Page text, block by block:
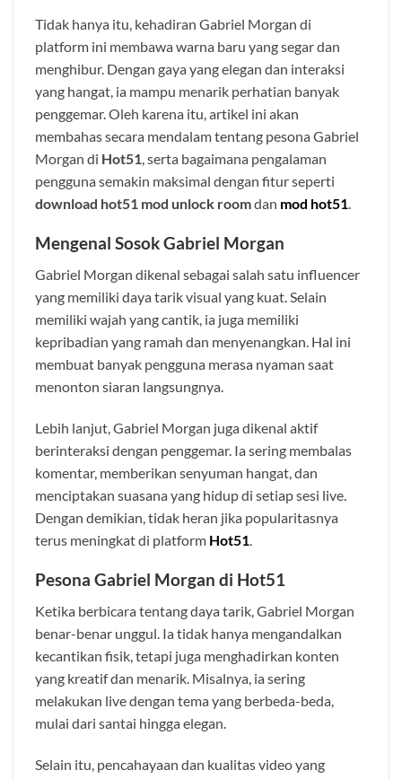
Tidak hanya itu, kehadiran Gabriel Morgan di
platform ini membawa warna baru yang segar dan
menghibur. Dengan gaya yang elegan dan interaksi
yang hangat, ia mampu menarik perhatian banyak
penggemar. Oleh karena itu, artikel ini akan
membahas secara mendalam tentang pesona Gabriel
Morgan di Hot51 , serta bagaimana pengalaman
pengguna semakin maksimal dengan fitur seperti
download hot51 mod unlock roomdan mod hot51
Mengenal Sosok Gabriel Morgan
Gabriel Morgan dikenal sebagai salah satu influencer
yang memiliki daya tarik visual yang kuat. Selain
memiliki wajah yang cantik, ia juga memiliki
kepribadian yang ramah dan menyenangkan. Hal ini
membuat banyak pengguna merasa nyaman saat
menonton siaran langsungnya.
Lebih lanjut, Gabriel Morgan juga dikenal aktif
berinteraksi dengan penggemar. Ia sering membalas
komentar, memberikan senyuman hangat, dan
menciptakan suasana yang hidup di setiap sesi live.
Dengan demikian, tidak heran jika popularitasnya
terus meningkat di platform Hot51
Pesona Gabriel Morgan di Hot51
Ketika berbicara tentang daya tarik, Gabriel Morgan
benar-benar unggul. Ia tidak hanya mengandalkan
kecantikan fisik, tetapi juga menghadirkan konten
yang kreatif dan menarik. Misalnya, ia sering
melakukan live dengan tema yang berbeda-beda,
mulai dari santai hingga elegan.
Selain itu, pencahayaan dan kualitas video yang